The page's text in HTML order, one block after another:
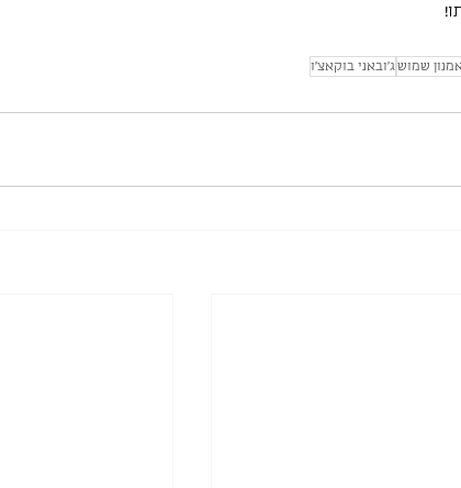
שמושג'ובאני בוקאצ'ו